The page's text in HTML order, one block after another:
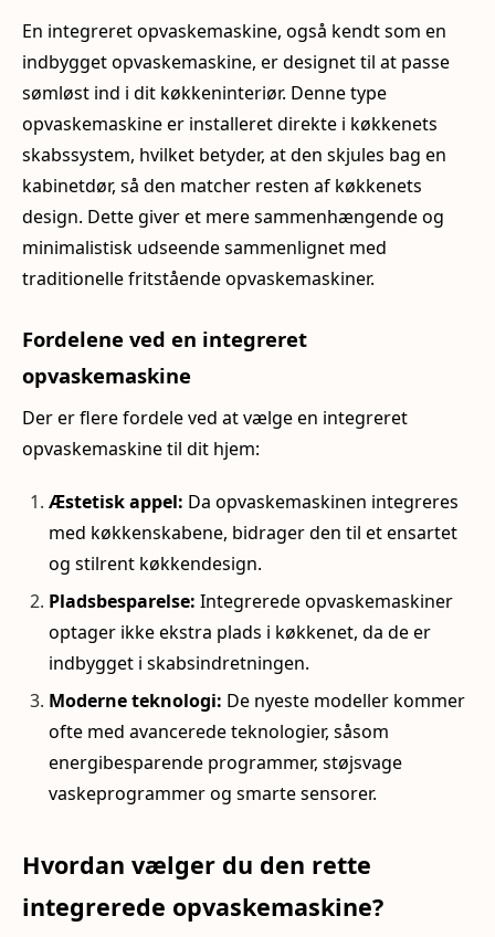
En integreret opvaskemaskine, også kendt som en
indbygget opvaskemaskine, er designet til at passe
sømløst ind i dit køkkeninteriør. Denne type
opvaskemaskine er installeret direkte i køkkenets
skabssystem, hvilket betyder, at den skjules bag en
kabinetdør, så den matcher resten af køkkenets
design. Dette giver et mere sammenhængende og
minimalistisk udseende sammenlignet med
traditionelle fritstående opvaskemaskiner.
Fordelene ved en integreret
opvaskemaskine
Der er flere fordele ved at vælge en integreret
opvaskemaskine til dit hjem:
Æstetisk appel: Da opvaskemaskinen integreres
med køkkenskabene, bidrager den til et ensartet
og stilrent køkkendesign.
Pladsbesparelse: Integrerede opvaskemaskiner
optager ikke ekstra plads i køkkenet, da de er
indbygget i skabsindretningen.
Moderne teknologi: De nyeste modeller kommer
ofte med avancerede teknologier, såsom
energibesparende programmer, støjsvage
vaskeprogrammer og smarte sensorer.
Hvordan vælger du den rette
integrerede opvaskemaskine?